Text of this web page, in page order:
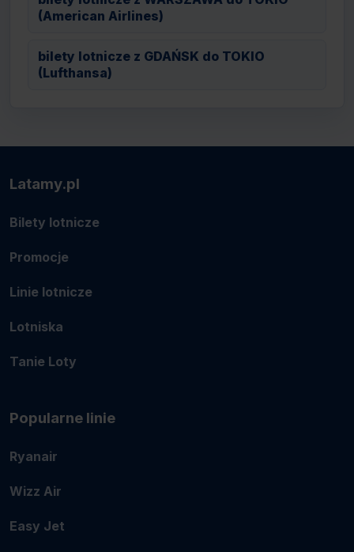
(American Airlines)
bilety lotnicze z GDAŃSK do TOKIO
(Lufthansa)
Latamy.pl
Bilety lotnicze
Promocje
Linie lotnicze
Lotniska
Tanie Loty
Popularne linie
Ryanair
Wizz Air
Easy Jet